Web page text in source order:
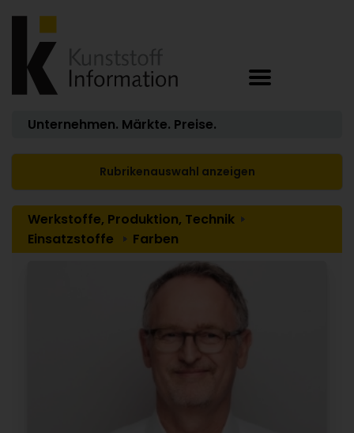
Unternehmen. Märkte. Preise.
Rubrikenauswahl anzeigen
Werkstoffe, Produktion, Technik
Einsatzstoffe
Farben